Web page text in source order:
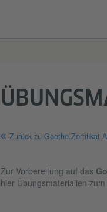
Zurück zu Goethe-Zertifikat
Zur Vorbereitung auf das
hier Übungsmaterialien